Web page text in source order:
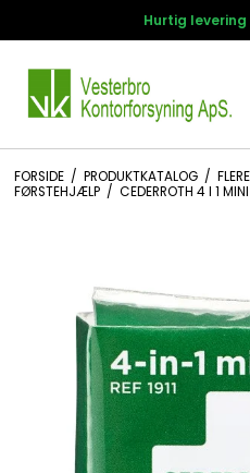
FORSIDE / PRODUKTKATALOG /
FØRSTEHJÆLP / CEDERROTH 4 I 1